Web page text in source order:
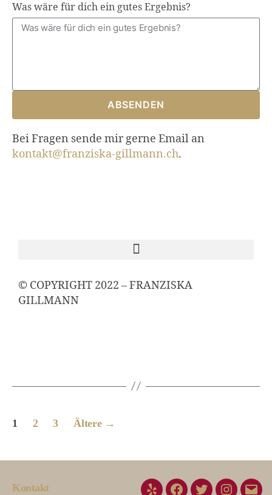
Was wäre für dich ein gutes Ergebnis?
ABSENDEN
Bei Fragen sende mir gerne Email an
kontakt@franziska-gillmann.ch.
© COPYRIGHT 2022 – FRANZISKA
GILLMANN
1 2 3 Ältere →
Kontakt